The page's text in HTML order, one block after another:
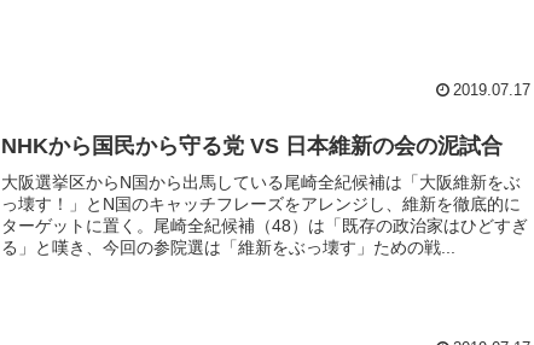
2019.07.17
NHKから国民から守る党 VS 日本維新の会の泥試合
大阪選挙区からN国から出馬している尾崎全紀候補は「大阪維新をぶ
っ壊す！」とN国のキャッチフレーズをアレンジし、維新を徹底的に
ターゲットに置く。尾崎全紀候補（48）は「既存の政治家はひどすぎ
る」と嘆き、今回の参院選は「維新をぶっ壊す」ための戦...